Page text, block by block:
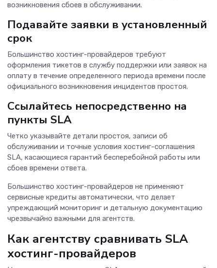
возникновения сбоев в обслуживании.
Подавайте заявки в установленный
срок
Большинство хостинг-провайдеров требуют
оформления тикетов в службу поддержки или заявок на
оплату в течение определенного периода времени после
официального возникновения инцидентов простоя.
Ссылайтесь непосредственно на
пункты SLA
Четко указывайте детали простоя, записи об
обслуживании и точные условия хостинг-соглашения
SLA, касающиеся гарантий бесперебойной работы или
сбоев времени ответа.
Большинство хостинг-провайдеров не применяют
сервисные кредиты автоматически, что делает
упреждающий мониторинг и детальную документацию
чрезвычайно важными для агентств.
Как агентству сравнивать SLA
хостинг-провайдеров